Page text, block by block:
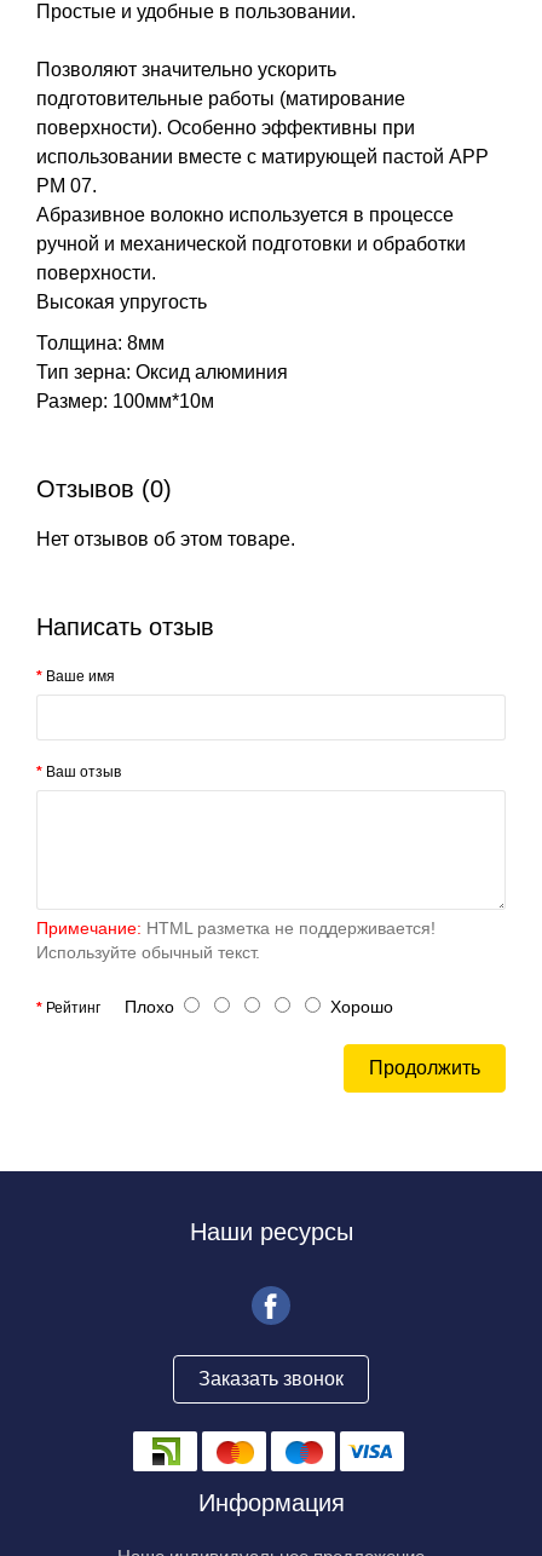
Простые и удобные в пользовании.
Позволяют значительно ускорить
подготовительные работы (матирование
поверхности). Особенно эффективны при
использовании вместе с матирующей пастой APP
PM 07.
Aбразивное волокно используется в процессе
ручной и механической подготовки и обработки
поверхности.
Высокая упругость
Толщина: 8мм
Тип зерна: Оксид алюминия
Размер: 100мм*10м
Отзывов (0)
Нет отзывов об этом товаре.
Написать отзыв
Ваше имя
Ваш отзыв
Примечание: HTML разметка не поддерживается!
Используйте обычный текст.
Рейтинг Плохо Хорошо
Продолжить
Наши ресурсы
Заказать звонок
Информация